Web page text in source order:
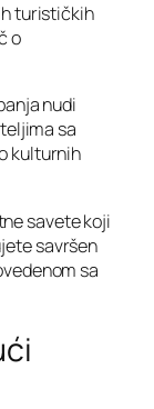
turističkih
o
nudi
sa
kulturnih
savete koji
savršen
sa